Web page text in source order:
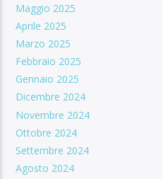
Maggio 2025
Aprile 2025
Marzo 2025
Febbraio 2025
Gennaio 2025
Dicembre 2024
Novembre 2024
Ottobre 2024
Settembre 2024
Agosto 2024